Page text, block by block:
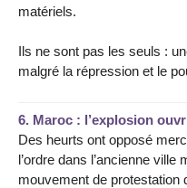
matériels.
Ils ne sont pas les seuls :
malgré la répression et le
6. Maroc : l’explosion
Des heurts ont opposé
l’ordre dans l’ancienne
mouvement de protestation